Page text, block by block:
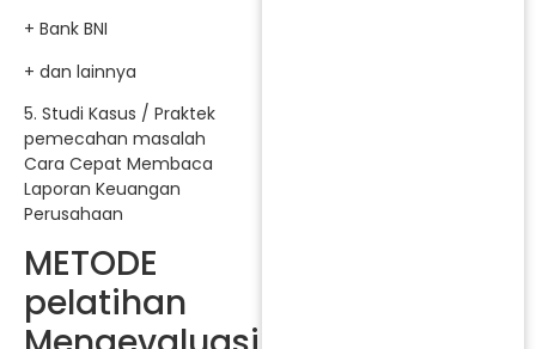
+ Bank BNI
+ dan lainnya
5. Studi Kasus / Praktek
pemecahan masalah
Cara Cepat Membaca
Laporan Keuangan
Perusahaan
METODE
pelatihan